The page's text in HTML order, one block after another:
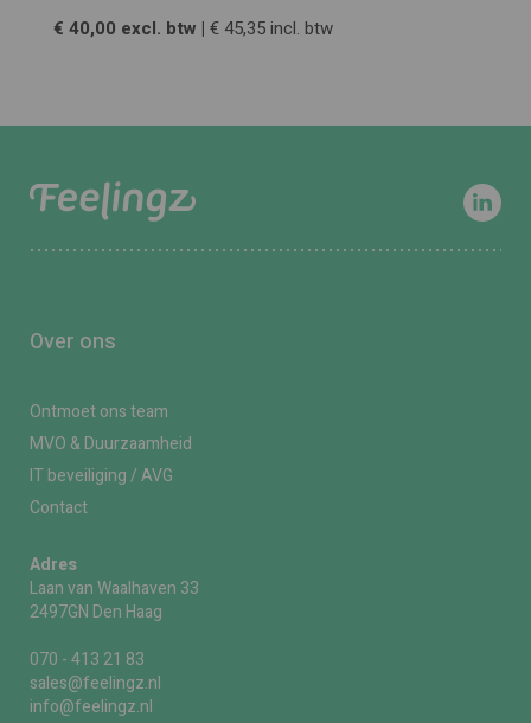
€ 40,00 excl. btw | € 45,35 incl. btw
Over ons
Ontmoet ons team
MVO & Duurzaamheid
IT beveiliging / AVG
Contact
Adres
Laan van Waalhaven 33
2497GN Den Haag
070 - 413 21 83
sales@feelingz.nl
info@feelingz.nl